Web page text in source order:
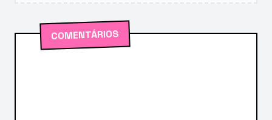
COMENTÁRIOS